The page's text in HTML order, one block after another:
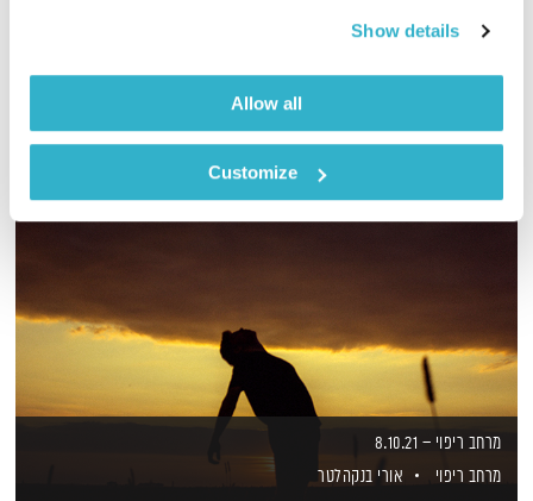
Show details
Allow all
Customize
אודיו
מרחב ריפוי – 8.10.21
מרחב ריפוי
אורי בנקהלטר